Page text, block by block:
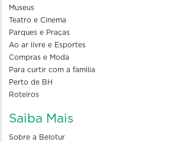
Museus
Teatro e Cinema
Parques e Praças
Ao ar livre e Esportes
Compras e Moda
Para curtir com a familia
Perto de BH
Roteiros
Saiba Mais
Sobre a Belotur